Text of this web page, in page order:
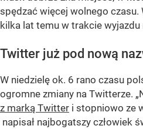
spędzać więcej wolnego czasu.
kilka lat temu w trakcie wyjazdu
Twitter już pod nową
W niedzielę ok. 6 rano czasu
ogromne zmiany na Twitterze.
z marką Twitter i stopniowo ze
napisał najbogatszy człowiek